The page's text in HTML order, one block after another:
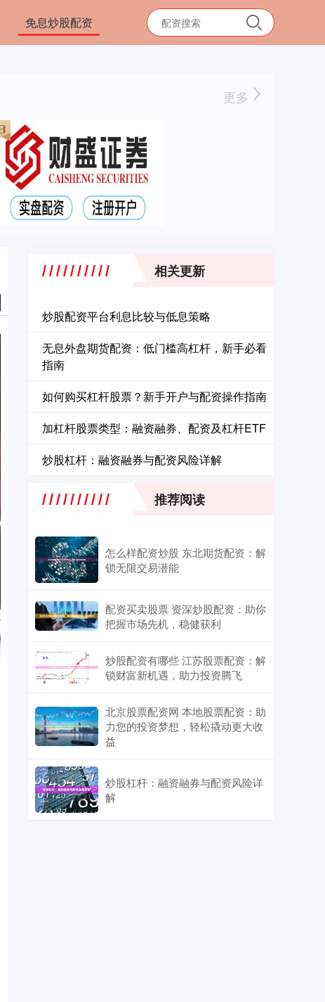
免息炒股配资
更多
相关更新
炒股配资平台利息比较与低息策略
无息外盘期货配资：低门槛高杠杆，新手必看
指南
如何购买杠杆股票？新手开户与配资操作指南
加杠杆股票类型：融资融券、配资及杠杆ETF
炒股杠杆：融资融券与配资风险详解
推荐阅读
怎么样配资炒股 东北期货配资：解
锁无限交易潜能
配资买卖股票 资深炒股配资：助你
把握市场先机，稳健获利
炒股配资有哪些 江苏股票配资：解
锁财富新机遇，助力投资腾飞
北京股票配资网 本地股票配资：助
力您的投资梦想，轻松撬动更大收
益
炒股杠杆：融资融券与配资风险详
解